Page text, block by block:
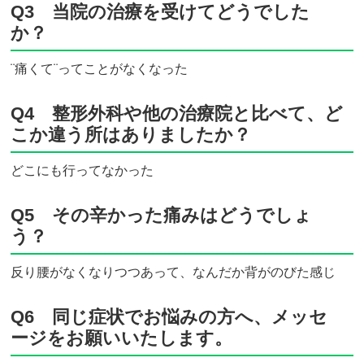
Q3 当院の治療を受けてどうでした
か？
¨痛くて¨ってことがなくなった
Q4 整形外科や他の治療院と比べて、ど
こか違う所はありましたか？
どこにも行ってなかった
Q5 その辛かった痛みはどうでしょ
う？
反り腰がなくなりつつあって、なんだか背がのびた感じ
Q6 同じ症状でお悩みの方へ、メッセ
ージをお願いいたします。